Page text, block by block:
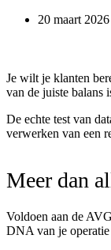
20 maart 2026
Je wilt je klanten
van de juiste balans
De echte test van
verwerken van een
Meer dan
Voldoen aan de
DNA van je